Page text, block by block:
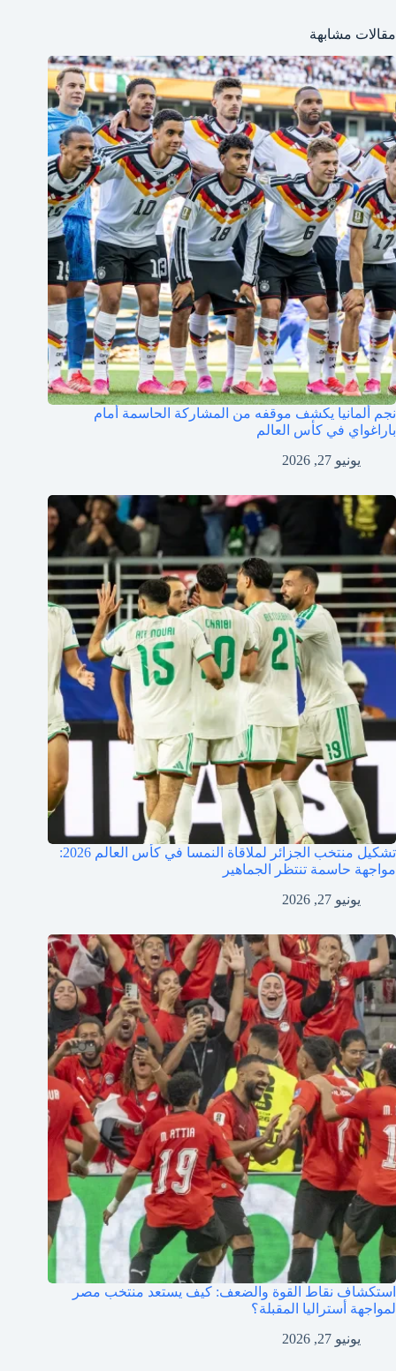
مقالات مشابهة
نجم ألمانيا يكشف موقفه من المشاركة الحاسمة أمام
باراغواي في كأس العالم
يونيو 27, 2026
تشكيل منتخب الجزائر لملاقاة النمسا في كأس العالم 2026:
مواجهة حاسمة تنتظر الجماهير
يونيو 27, 2026
استكشاف نقاط القوة والضعف: كيف يستعد منتخب مصر
لمواجهة أستراليا المقبلة؟
يونيو 27, 2026